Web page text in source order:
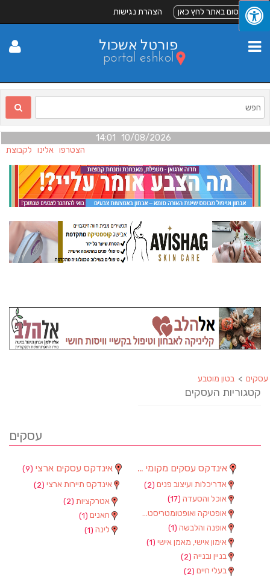
לפרסום באתר לחץ כאן הצהרת נגישות
10/08/2026 14:01
הצטרפו אלינו לקבוצת
עסקים > בטון מוטבע
קטגוריות העסקים
עסקים
אינדקס עסקים ארצי (9)
אינדקס תיירות ארצי (2)
אטרקציות (2)
חאנים (1)
לינה (1)
אינדקס עסקים מקומי (90)
אדריכלות ועיצוב פנים (2)
אוכל והסעדה (17)
אופטיקה ואופטומטריסטים
אופנה והלבשה (1)
אימון אישי, מאמן אישי (1)
בניין ובנייה (2)
בעלי חיים (2)